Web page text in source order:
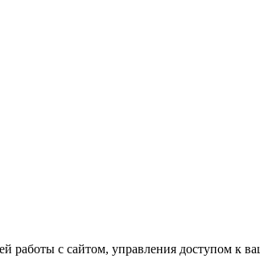
работы с сайтом, управления доступом к